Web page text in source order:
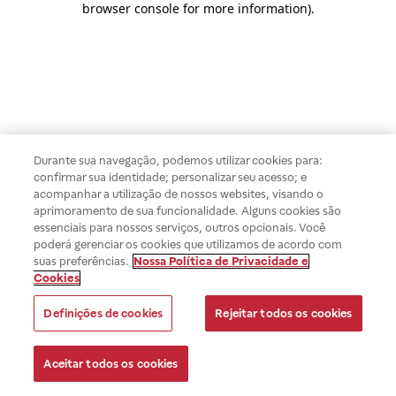
browser console for more information).
Durante sua navegação, podemos utilizar cookies para:
confirmar sua identidade; personalizar seu acesso; e
acompanhar a utilização de nossos websites, visando o
aprimoramento de sua funcionalidade. Alguns cookies são
essenciais para nossos serviços, outros opcionais. Você
poderá gerenciar os cookies que utilizamos de acordo com
suas preferências. Nossa Política de Privacidade e
Cookies
Definições de cookies Rejeitar todos os cookies
Aceitar todos os cookies